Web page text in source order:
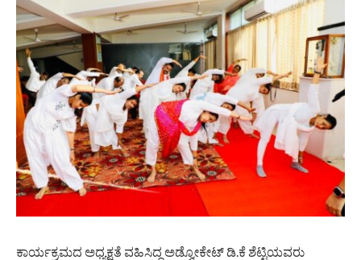
ಕಾರ್ಯಕ್ರಮದ ಅಧ್ಯಕ್ಷತೆ ವಹಿಸಿದ್ದ ಅಡ್ವೋಕೇಟ್ ಡಿ.ಕೆ ಶೆಟ್ಟಿಯವರು